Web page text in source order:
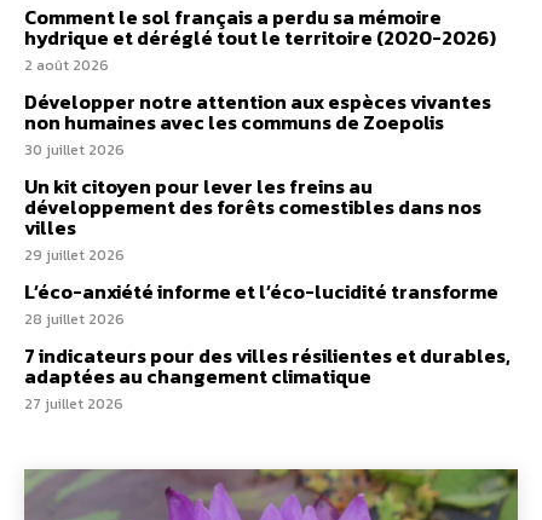
Comment le sol français a perdu sa mémoire
hydrique et déréglé tout le territoire (2020-2026)
2 août 2026
Développer notre attention aux espèces vivantes
non humaines avec les communs de Zoepolis
30 juillet 2026
Un kit citoyen pour lever les freins au
développement des forêts comestibles dans nos
villes
29 juillet 2026
L’éco-anxiété informe et l’éco-lucidité transforme
28 juillet 2026
7 indicateurs pour des villes résilientes et durables,
adaptées au changement climatique
27 juillet 2026